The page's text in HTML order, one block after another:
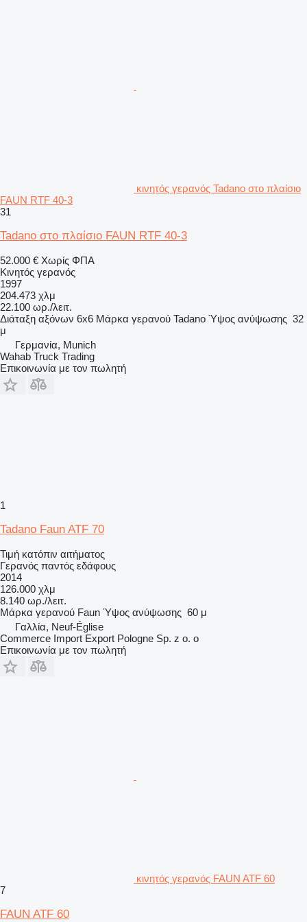
κινητός γερανός Tadano στο πλαίσιο
FAUN RTF 40-3
31
Tadano στο πλαίσιο FAUN RTF 40-3
52.000 € Χωρίς ΦΠΑ
Κινητός γερανός
1997
204.473 χλμ
22.100 ωρ./λειτ.
Διάταξη αξόνων 6x6 Μάρκα γερανού Tadano Ύψος ανύψωσης 32
μ
Γερμανία, Munich
Wahab Truck Trading
Επικοινωνία με τον πωλητή
1
Tadano Faun ATF 70
Τιμή κατόπιν αιτήματος
Γερανός παντός εδάφους
2014
126.000 χλμ
8.140 ωρ./λειτ.
Μάρκα γερανού Faun Ύψος ανύψωσης 60 μ
Γαλλία, Neuf-Église
Commerce Import Export Pologne Sp. z o. o
Επικοινωνία με τον πωλητή
κινητός γερανός FAUN ATF 60
7
FAUN ATF 60